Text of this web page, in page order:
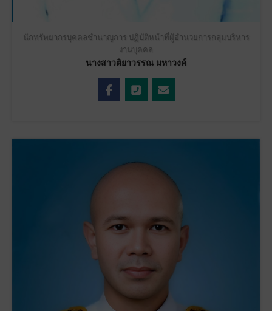
นักทรัพยากรบุคคลชำนาญการ ปฏิบัติหน้าที่ผู้อำนวยการกลุ่มบริหาร
งานบุคคล
นางสาวติยาวรรณ มหาวงค์